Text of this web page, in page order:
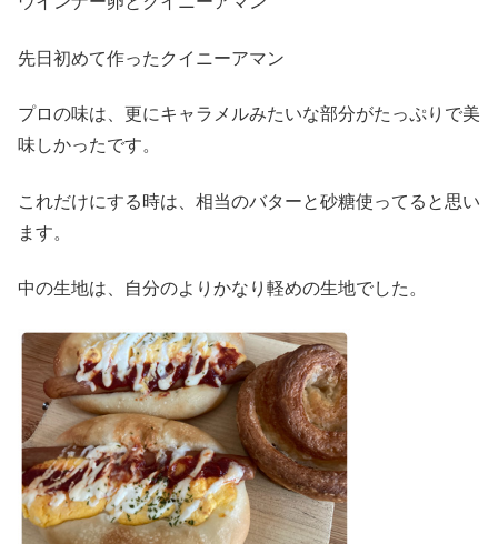
先日初めて作ったクイニーアマン
プロの味は、更にキャラメルみたいな部分がたっぷりで美
味しかったです。
これだけにする時は、相当のバターと砂糖使ってると思い
ます。
中の生地は、自分のよりかなり軽めの生地でした。